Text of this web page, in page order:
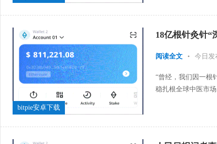
bitpie安卓下载
18亿根针灸针“
阅读全文 • 今日发
“曾经，我们因一根
稳扎根全球中医市